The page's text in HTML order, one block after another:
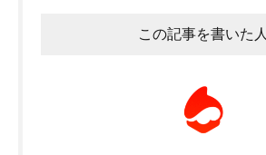
この記事を書いた人